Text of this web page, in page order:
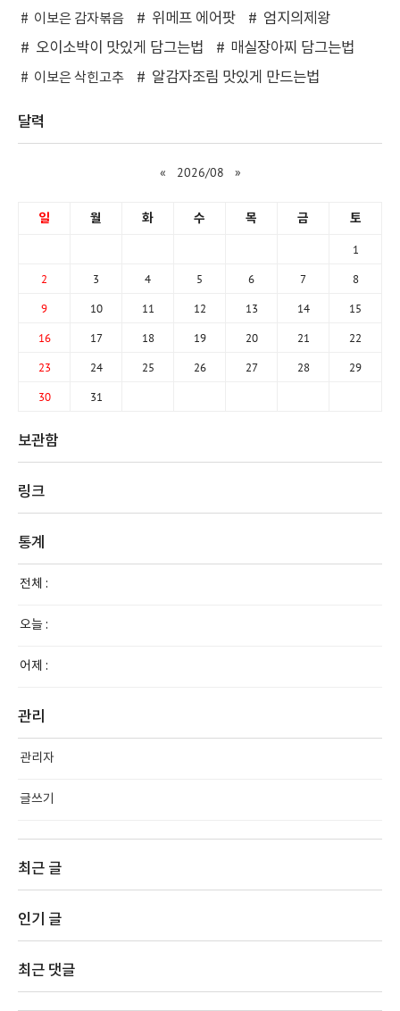
이보은 감자볶음 위메프 에어팟
엄지의제왕
오이소박이 맛있게 담그는법
매실장아찌 담그는법
이보은 삭힌고추 알감자조림 맛있게 만드는법
달력
« 2026/08 »
일 월 화 수 목 금 토
1
2 3 4 5 6 7 8
9 10 11 12 13 14 15
16 17 18 19 20 21 22
23 24 25 26 27 28 29
30 31
보관함
링크
통계
전체 :
오늘 :
어제 :
관리
관리자
글쓰기
최근 글
인기 글
최근 댓글